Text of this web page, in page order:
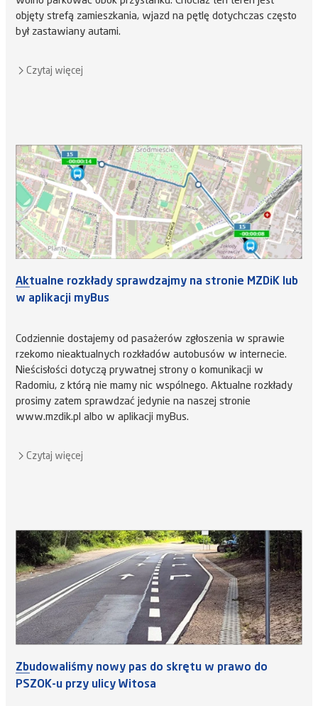
objęty strefą zamieszkania, wjazd na pętlę dotychczas często
był zastawiany autami.
Czytaj więcej
Aktualne rozkłady sprawdzajmy na stronie MZDiK lub
w aplikacji myBus
Codziennie dostajemy od pasażerów zgłoszenia w sprawie
rzekomo nieaktualnych rozkładów autobusów w internecie.
Nieścisłości dotyczą prywatnej strony o komunikacji w
Radomiu, z którą nie mamy nic wspólnego. Aktualne rozkłady
prosimy zatem sprawdzać jedynie na naszej stronie
www.mzdik.pl albo w aplikacji myBus.
Czytaj więcej
Zbudowaliśmy nowy pas do skrętu w prawo do
PSZOK-u przy ulicy Witosa